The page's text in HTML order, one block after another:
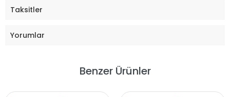
Taksitler
Yorumlar
Benzer Ürünler